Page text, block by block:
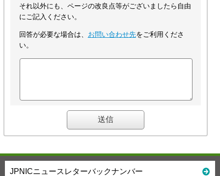
それ以外にも、ページの改良点等がございましたら自由
にご記入ください。
回答が必要な場合は、 お問い合わせ先をご利用くださ
い。
JPNICニュースレターバックナンバー